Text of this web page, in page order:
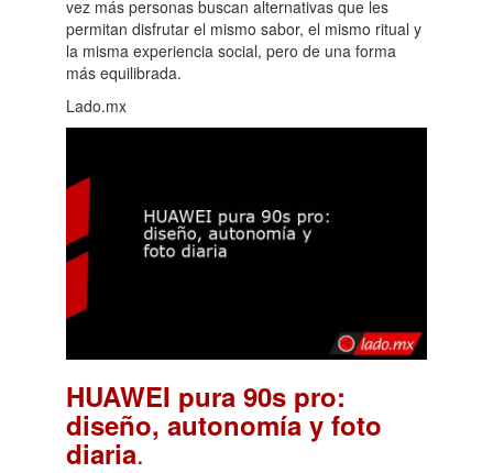
vez más personas buscan alternativas que les
permitan disfrutar el mismo sabor, el mismo ritual y
la misma experiencia social, pero de una forma
más equilibrada.
Lado.mx
HUAWEI pura 90s pro:
diseño, autonomía y foto
diaria.